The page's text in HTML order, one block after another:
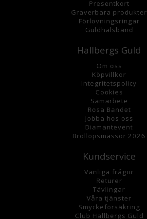
Presentkort
Graverbara produkter
Förlovningsringar
Guldhalsband
Hallbergs Guld
Om oss
Köpvillkor
Integritetspolicy
Cookies
Samarbete
Rosa Bandet
Jobba hos oss
Diamantevent
Bröllopsmässor 2026
Kundservice
Vanliga frågor
Returer
Tävlingar
Våra tjänster
Smyckeförsäkring
Club Hallbergs Guld